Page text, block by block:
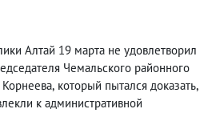
Алтай 19 марта не удовлетворил
Чемальского районного
, который пытался доказать,
к административной